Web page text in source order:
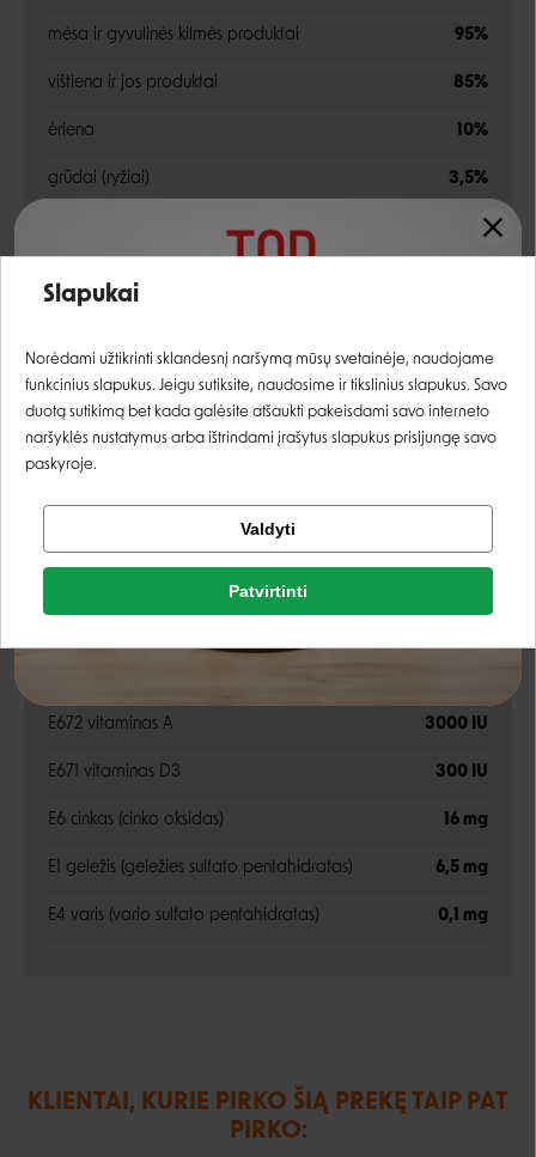
Rašyti atsiliepimą
mėsa ir gyvulinės kilmės produktai 95%
vištiena ir jos produktai 85%
ėriena 10%
grūdai (ryžiai) 3,5%
1%
drėgmė 68%
žali baltymai
žali pelenai 6,3%
E672 vitaminas A 3000 IU
E671 vitaminas D3 300 IU
E6 cinkas (cinko oksidas) 16 mg
E1 geležis (geležies sulfato pentahidratas) 6,5 mg
E4 varis (vario sulfato pentahidratas) 0,1 mg
KLIENTAI, KURIE PIRKO ŠIĄ PREKĘ TAIP PAT
PIRKO:
Rašyti atsiliepimą
Registruotis
Facebook
Negalite prisijungti prie paskyros?
Slapukai
Norėdami užtikrinti sklandesnį naršymą mūsų svetainėje, naudojame
funkcinius slapukus. Jeigu sutiksite, naudosime ir tikslinius slapukus. Savo
duotą sutikimą bet kada galėsite atšaukti pakeisdami savo interneto
naršyklės nustatymus arba ištrindami įrašytus slapukus prisijungę savo
paskyroje.
Valdyti
Patvirtinti